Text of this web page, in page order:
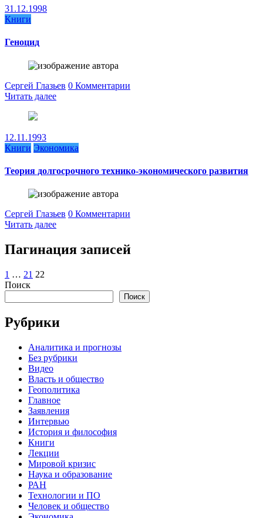
31.12.1998
Книги
Геноцид
Сергей Глазьев 0 Комментарии
Читать далее
12.11.1993
Книги Экономика
Теория долгосрочного технико-экономического развития
Сергей Глазьев 0 Комментарии
Читать далее
Пагинация записей
1 … 21 22
Поиск
Поиск
Рубрики
Аналитика и прогнозы
Без рубрики
Видео
Власть и общество
Геополитика
Главное
Заявления
Интервью
История и философия
Книги
Лекции
Мировой кризис
Наука и образование
РАН
Технологии и ПО
Человек и общество